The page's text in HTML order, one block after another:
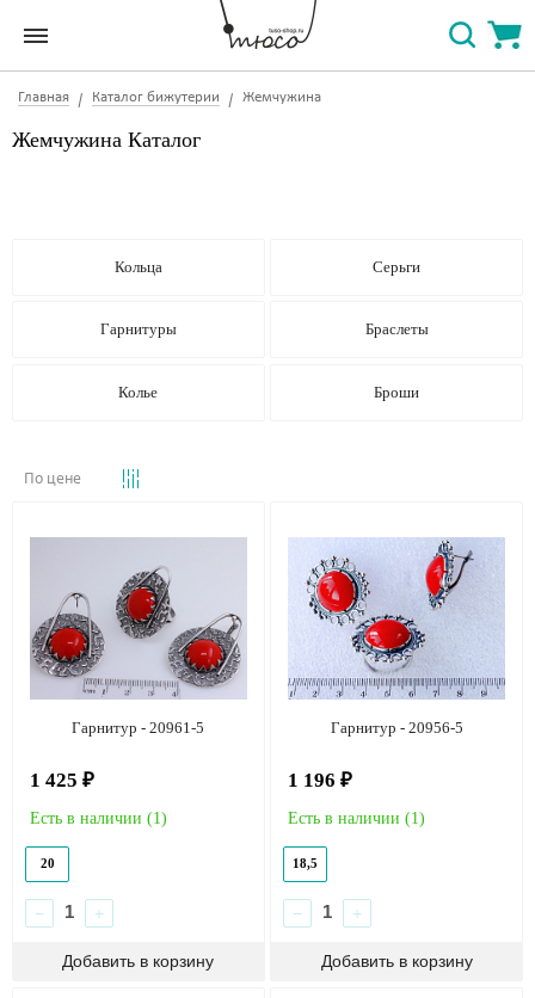
Главная Каталог бижутерии Жемчужина
Жемчужина Каталог
Кольца Серьги
Гарнитуры Браслеты
Колье Броши
По цене
Гарнитур - 20961-5
1 425 ₽
Есть в наличии (1)
20
− +
Гарнитур - 20956-5
1 196 ₽
Есть в наличии (1)
18,5
− +